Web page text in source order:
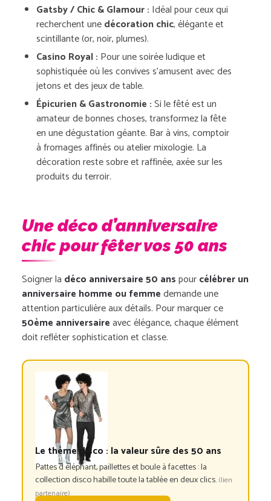
Gatsby / Chic & Glamour : Idéal pour ceux qui
recherchent unedécoration chic, élégante et
scintillante (or, noir, plumes).
Casino Royal : Pour une soirée ludique et
sophistiquée où les convives s’amusent avec des
jetons et des jeux de table.
Épicurien & Gastronomie :Si le fêté est un
amateur de bonnes choses, transformez la fête
en une dégustation géante. Bar à vins, comptoir
à fromages affinés ou atelier mixologie. La
décoration reste sobre et raffinée, axée sur les
produits du terroir.
Une déco d’anniversaire
chic pour fêter vos 50 ans
Soigner la déco anniversaire 50 anspourcélébrer un
anniversaire homme ou femmedemande une
attention particulière aux détails. Pour marquer ce
50ème anniversaireavec élégance, chaque élément
doit refléter sophistication et classe.
Le thème disco : la valeur sûre des 50 ans
Pattes d éléphant, paillettes et boule à facettes : la
collection disco habille toute la tablée en deux clics. (lien
partenaire)